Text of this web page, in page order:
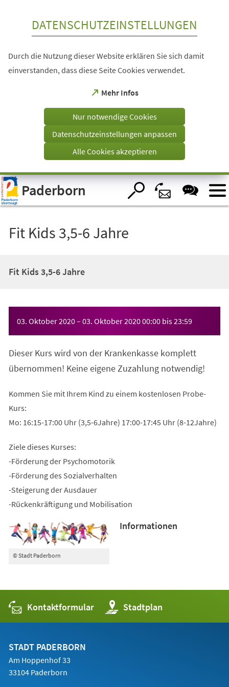
Visuelle
Assistenzsoftware
öffnen.
DATENSCHUTZEINSTELLUNGEN
Durch die Nutzung dieser Website erklären Sie sich damit
einverstanden, dass diese Seite Cookies verwendet.
Mehr Infos
(Öffnet
einem
Tab)
Nur notwendige Cookies
Datenschutzeinstellungen anpassen
Alle Cookies akzeptieren
Paderborn
Fit Kids 3,5-6 Jahre
Fit Kids 3,5-6 Jahre
03. Oktober 2020– 03. Oktober 202000:00 bis23:59
Dieser Kurs wird von der Krankenkasse komplett
übernommen! Keine eigene Zuzahlung notwendig!
Kommen Sie mit Ihrem Kind zu einem kostenlosen Probe-
Kurs:
Mo: 16:15-17:00 Uhr (3,5-6Jahre) 17:00-17:45 Uhr (8-12Jahre)
Ziele dieses Kurses:
-Förderung der Psychomotorik
-Förderung des Sozialverhalten
-Steigerung der Ausdauer
-Rückenkräftigung und Mobilisation
© Stadt Paderborn
Informationen
Kontaktformular Stadtplan
(Öffnet
in
einem
STADT PADERBORN
Am Hoppenhof 33
33104 Paderborn